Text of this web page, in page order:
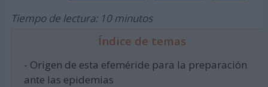
Tiempo de lectura: 10 minutos
Índice de temas
- Origen de esta efeméride para la preparación
ante las epidemias